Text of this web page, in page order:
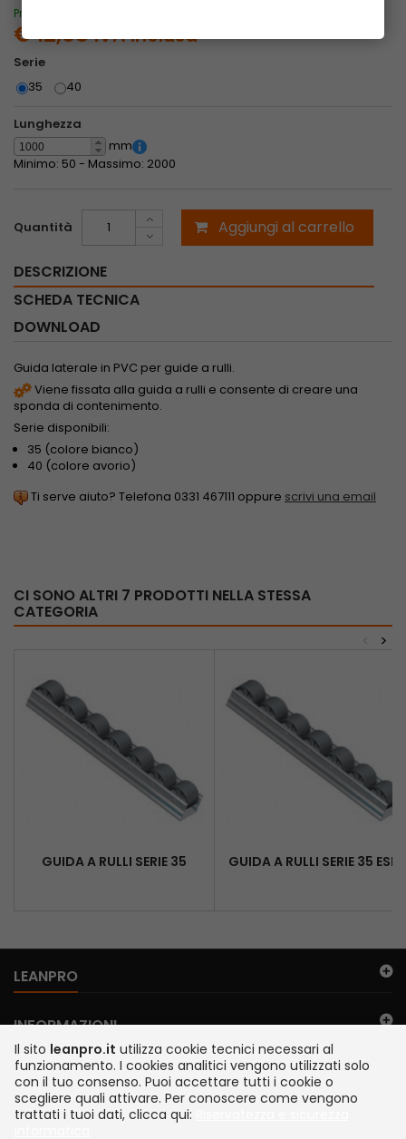
Prezzo speciale solo per acquisti online
€ 12,08 IVA inclusa
Serie
35
40
Lunghezza
mm
Minimo: 50 - Massimo: 2000
Quantità Aggiungi al carrello
DESCRIZIONE
SCHEDA TECNICA
DOWNLOAD
Guida laterale in PVC per guide a rulli.
Viene fissata alla guida a rulli e consente di creare una
sponda di contenimento.
Serie disponibili:
35 (colore bianco)
40 (colore avorio)
Ti serve aiuto? Telefona 0331 467111 oppure scrivi una email
CI SONO ALTRI 7 PRODOTTI NELLA STESSA
CATEGORIA
>
GUIDA A RULLI SERIE 35 GUIDA A RULLI SERIE 35 ESD
LEANPRO
INFORMAZIONI
IL MIO ACCOUNT
FILO DIRETTO
Il sito leanpro.it utilizza cookie tecnici necessari al
funzionamento. I cookies analitici vengono utilizzati solo
con il tuo consenso. Puoi accettare tutti i cookie o
scegliere quali attivare. Per conoscere come vengono
trattati i tuoi dati, clicca qui: